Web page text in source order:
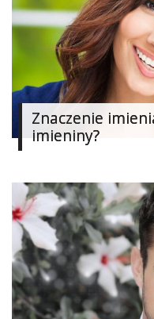
Strefa
Blogerek
Konkursy
Recenzje
Studniówka
Dodaj
Dodaj
Dodaj
galerię
Dodaj
artykuł
Najlepsze
Znaczenie
imieniny?